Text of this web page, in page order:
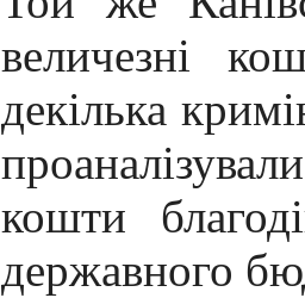
величезні
декілька
кошти
державного